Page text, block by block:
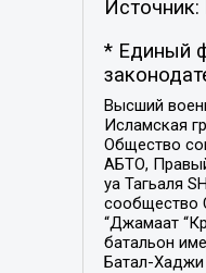
Источник:
* Единый
Высший
Исламская
Общество
АБТО,
уа Тагьаля
сообщество
“Джамаат
батальон
Батал-Хаджи